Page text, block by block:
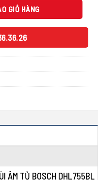
4 NGANG 73CM số lượng
GIỎ HÀNG
ÂM TỦ BOSCH DHL755BL